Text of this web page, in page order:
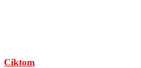
Ciktom